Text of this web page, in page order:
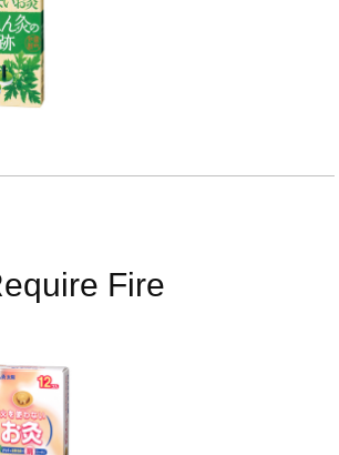
Fire